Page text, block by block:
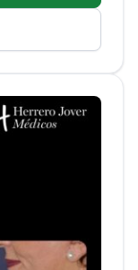
los
de los casos.
de
de la